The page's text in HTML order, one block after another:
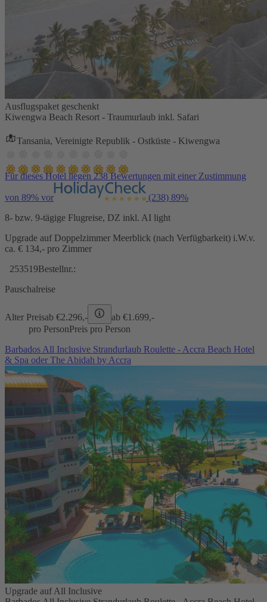
Ausflugspaket geschenkt
Kiwengwa Beach Resort - Traumurlaub inkl. Safari
Tansania, Vereinigte Republik - Ostküste - Kiwengwa
Für dieses Hotel liegen 238 Bewertungen mit einer Zustimmung
von 89% vor (238) 89%
8- bzw. 9-tägige Flugreise, DZ inkl. AI light
Upgrade auf Doppelzimmer Meerblick (nach Verfügbarkeit) i.W.v.
ca. € 134,- pro Zimmer
253519Bestellnr.:
Pauschalreise
Alter Preisab €2.296,- ab €1.699,-
pro PersonPreis pro Person
Barbados All Inclusive Strandurlaub Roulette - Accra Beach Hotel
& Spa oder The Abidah by Accra
Upgrade auf All Inclusive